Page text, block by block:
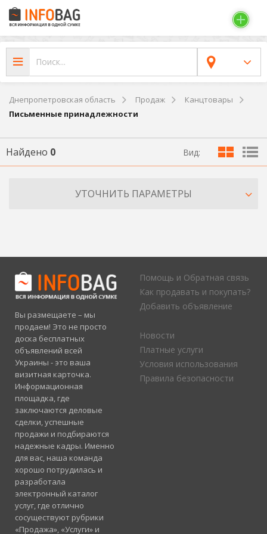
Днепропетровская область Продаж
Канцтовары
Письменные принадлежности
Найдено 0 Вид:
УТОЧНИТЬ ПАРАМЕТРЫ
Вы размещаете – мы
продаем! Это не просто
доска бесплатных
объявлений всей
Украины - это ваша
визитная карточка.
Информационная
площадка, где
заключаются деловые
сделки, успешные
продажи и подбираются
надежные кадры. Именно
для вас, наша команда
хорошо потрудилась и
разработала
электронный каталог
услуг, где отлично
сосуществуют рубрики
«Продажа», «Услуги» и
Помощь и Обратная связь
Как продавать и покупать?
Добавить объявление
Новости
Платные услуги
Условия использования
Правила безопасности